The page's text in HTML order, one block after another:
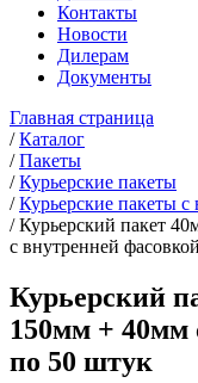
Контакты
Новости
Дилерам
Документы
Главная страница
/ Каталог
/ Пакеты
/ Курьерские пакеты
/ Курьерские пакеты
/ Курьерский пакет
с внутренней
Курьерский
150мм + 40мм
по 50 штук